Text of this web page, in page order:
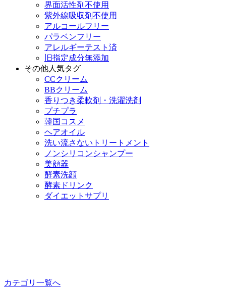
界面活性剤不使用
紫外線吸収剤不使用
アルコールフリー
パラベンフリー
アレルギーテスト済
旧指定成分無添加
その他人気タグ
CCクリーム
BBクリーム
香りつき柔軟剤・洗濯洗剤
プチプラ
韓国コスメ
ヘアオイル
洗い流さないトリートメント
ノンシリコンシャンプー
美顔器
酵素洗顔
酵素ドリンク
ダイエットサプリ
カテゴリ一覧へ